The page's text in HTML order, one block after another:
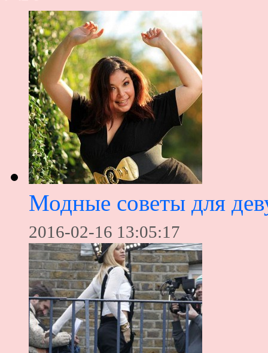
Модные советы для
2016-02-16 13:05:17